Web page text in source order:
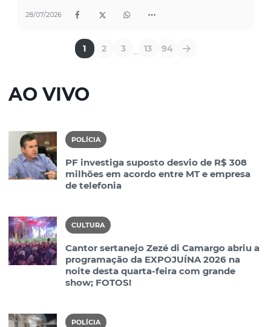
28/07/2026
1 2 3 ... 13 94
AO VIVO
POLÍCIA
PF investiga suposto desvio de R$ 308
milhões em acordo entre MT e empresa
de telefonia
CULTURA
Cantor sertanejo Zezé di Camargo abriu a
programação da EXPOJUÍNA 2026 na
noite desta quarta-feira com grande
show; FOTOS!
POLÍCIA